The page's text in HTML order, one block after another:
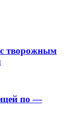
творожным
по —